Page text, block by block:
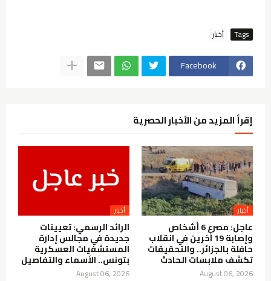
Tags أخبار
Facebook
إقرأ المزيد من الأخبار الحصرية
أخبار
عاجل: مصرع 6 أشخاص
وإصابة 19 آخرين في انقلاب
حافلة بالجزائر.. والتحقيقات
تكشف ملابسات الحادث
August 06, 2026
أخبار
الرائد الرسمي: تعيينات
جديدة في مجالس إدارة
المستشفيات العسكرية
بتونس.. الأسماء والتفاصيل
August 06, 2026